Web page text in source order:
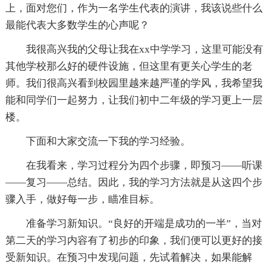
上，面对您们，作为一名学生代表的演讲，我该说些什么
最能代表大多数学生的心声呢？
我很高兴我的父母让我在xx中学学习，这里可能没有
其他学校那么好的硬件设施，但这里有更关心学生的老
师。我们很高兴看到校园里越来越严谨的学风，我希望我
能和同学们一起努力，让我们初中二年级的学习更上一层
楼。
下面和大家交流一下我的学习经验。
在我看来，学习过程分为四个步骤，即预习――听课
――复习――总结。因此，我的学习方法就是从这四个步
骤入手，做好每一步，瞄准目标。
准备学习新知识。“良好的开端是成功的一半”，当对
第二天的学习内容有了初步的印象，我们便可以更好的接
受新知识。在预习中发现问题，先试着解决，如果能解